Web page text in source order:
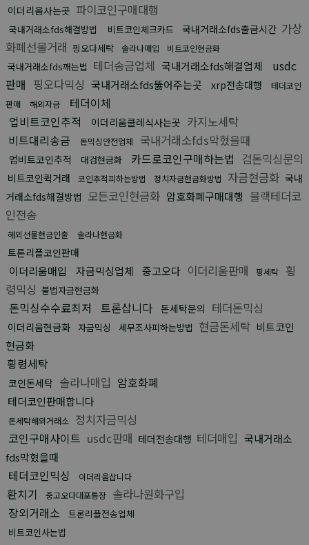
이더리움사는곳 파이코인구매대행
국내거래소fds해결방법 비트코인체크카드 국내거래소fds출금시간 가상
화폐선물거래 핑오다세탁 솔라나매입 비트코인현금화
국내거래소fds깨는법 테더송금업체 국내거래소fds해결업체
usdc
판매 핑오다믹싱 국내거래소fds뚫어주는곳 xrp전송대행
테더코인
판매
해외자금
테더이체
업비트코인추적
이더리움클레식사는곳 카지노세탁
비트대리송금
돈믹싱안전업체 국내거래소fds막혔을때
업비트코인추적 대검현금화 카드로코인구매하는법 검돈믹싱문의
비트코인퀵거래 코인추적피하는방법 정치자금현금화방법 자금현금화 국내
거래소fds해결방법 모든코인현금화 암호화폐구매대행 블랙테더코
인전송
해외선물현금인출 솔라나현금화
트론리플코인판매
이더리움매입 자금믹싱업체 중고오다 이더리움판매 핑세탁
횡
령믹싱 불법자금현금화
돈믹싱수수료최저 트론삽니다 돈세탁문의 테더돈믹싱
이더리움현금화 자금믹싱 세무조사피하는방법 현금돈세탁 비트코인
현금화
횡령세탁
코인돈세탁 솔라나매입 암호화폐
테더코인판매합니다
돈세탁해외거래소 정치자금믹싱
코인구매사이트 usdc판매 테더전송대행 테더매입 국내거래소
fds막혔을때
테더코인믹싱 이더리움삽니다
환치기 중고오다대포통장 솔라나원화구입
장외거래소
트론리플전송업체
비트코인사는법